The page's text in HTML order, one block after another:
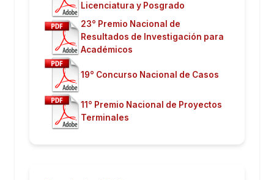
Licenciatura y Posgrado
23° Premio Nacional de
Resultados de Investigación para
Académicos
19° Concurso Nacional de Casos
11° Premio Nacional de Proyectos
Terminales